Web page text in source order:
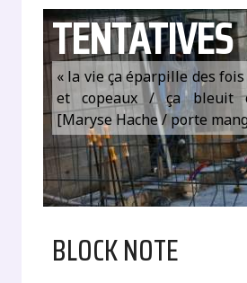
TENTATIVES
« la vie ça éparpille des
et copeaux / ça bleuit
[Maryse Hache / porte
BLOCK NOTE